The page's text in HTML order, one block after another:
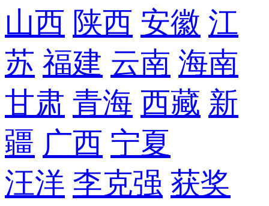
山西 陕西 安徽 江
苏 福建 云南 海南
甘肃 青海 西藏 新
疆 广西 宁夏
汪洋 李克强 获奖